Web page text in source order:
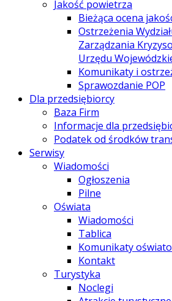
Jakość powietrza
Bieżąca ocena
Ostrzeżenia
Zarządzania
Urzędu
Komunikaty i
Sprawozdanie POP
Dla przedsiębiorcy
Baza Firm
Informacje dla
Podatek od środków
Serwisy
Wiadomości
Ogłoszenia
Pilne
Oświata
Wiadomości
Tablica
Komunikaty
Kontakt
Turystyka
Noclegi